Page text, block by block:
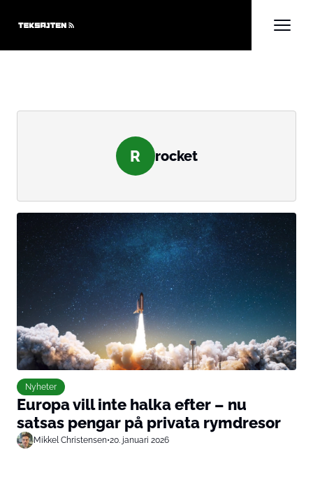
R rocket
Nyheter
Europa vill inte halka efter – nu
satsas pengar på privata rymdresor
Mikkel Christensen•20. januari 2026